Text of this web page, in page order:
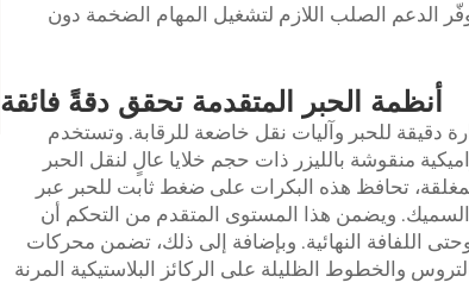
الدعم الصلب اللازم لتشغيل المهام الضخمة دون
أنظمة الحبر المتقدمة تحقق دقةً فائقة
دقيقة للحبر وآليات نقل خاضعة للرقابة. وتستخدم
منقوشة بالليزر ذات حجم خلايا عالٍ لنقل الحبر
تحافظ هذه البكرات على ضغط ثابت للحبر عبر
السميك. ويضمن هذا المستوى المتقدم من التحكم أن
اللفافة النهائية. وبإضافة إلى ذلك، تضمن محركات
والخطوط الظليلة على الركائز البلاستيكية المرنة